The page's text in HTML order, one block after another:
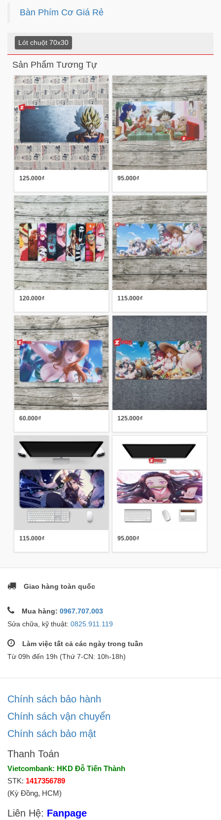
Bàn Phím Cơ Giá Rẻ
Lót chuột 70x30
Sản Phẩm Tương Tự
125.000₫ 95.000₫
120.000₫ 115.000₫
60.000₫ 125.000₫
115.000₫ 95.000₫
Giao hàng toàn quốc
Mua hàng: 0967.707.003
Sửa chữa, kỹ thuật: 0825.911.119
Làm việc tất cả các ngày trong tuần
Từ 09h đến 19h (Thứ 7-CN: 10h-18h)
Chính sách bảo hành
Chính sách vận chuyển
Chính sách bảo mật
Thanh Toán
Vietcombank: HKD Đỗ Tiến Thành
STK: 1417356789
(Kỳ Đồng, HCM)
Liên Hệ: Fanpage